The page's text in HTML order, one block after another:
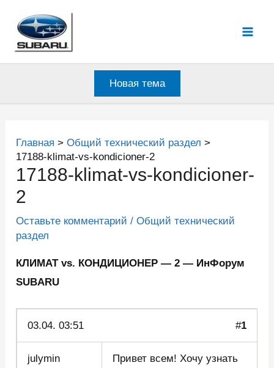
содержимому
Новая тема
Главная
Общий технический раздел
17188-klimat-vs-kondicioner-2
17188-klimat-vs-kondicioner-
2
Оставьте комментарий /Общий технический
раздел
КЛИМАТ vs. КОНДИЦИОНЕР — 2 — ИнФорум
SUBARU
03.04. 03:51 #1
julymin
Привет всем! Хочу узнать